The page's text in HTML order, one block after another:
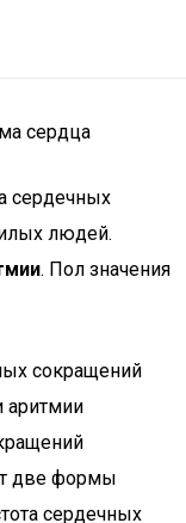
сердца
сердечных
людей.
. Пол значения
сокращений
аритмии
две формы
сердечных